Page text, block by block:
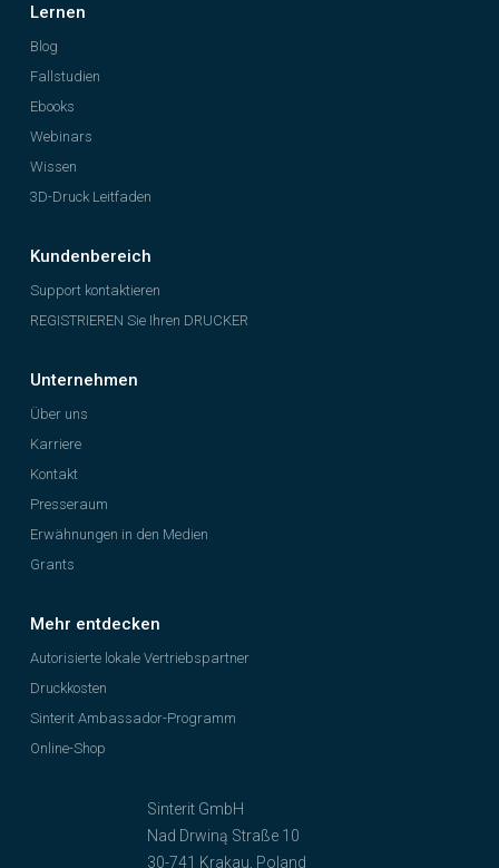
Sinterit GmbH
Nad Drwiną Straße 10
30-741 Krakau, Poland
Lernen
Blog
Fallstudien
Ebooks
Webinars
Wissen
3D-Druck Leitfaden
Kundenbereich
Support kontaktieren
REGISTRIEREN Sie Ihren DRUCKER
Unternehmen
Über uns
Karriere
Kontakt
Presseraum
Erwähnungen in den Medien
Grants
Mehr entdecken
Autorisierte lokale Vertriebspartner
Druckkosten
Sinterit Ambassador-Programm
Online-Shop